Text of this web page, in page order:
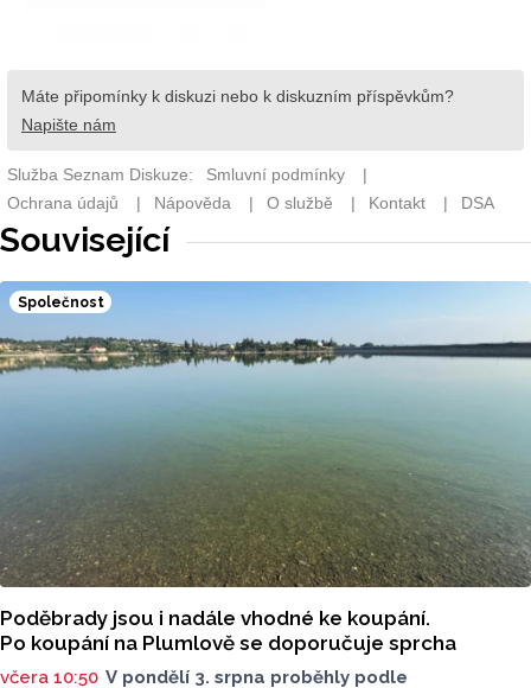
Související
Společnost
Poděbrady jsou i nadále vhodné ke koupání.
Po koupání na Plumlově se doporučuje sprcha
včera 10:50 V pondělí 3. srpna proběhly podle